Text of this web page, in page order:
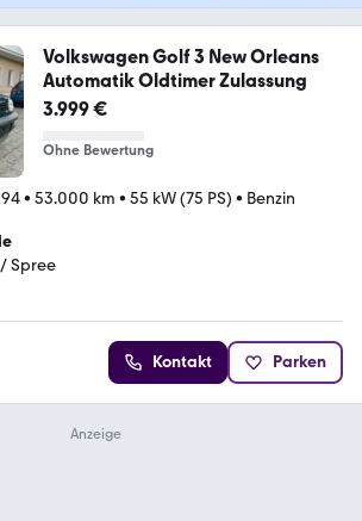
Volkswagen Golf 3 New Orleans
Automatik Oldtimer Zulassung
3.999 €
Ohne Bewertung
• 53.000 km • 55 kW (75 PS) • Benzin
Spree
Kontakt Parken